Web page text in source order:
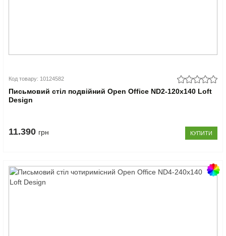
Код товару: 10124582
Письмовий стіл подвійний Open Office ND2-120х140 Loft
Design
11.390 грн КУПИТИ